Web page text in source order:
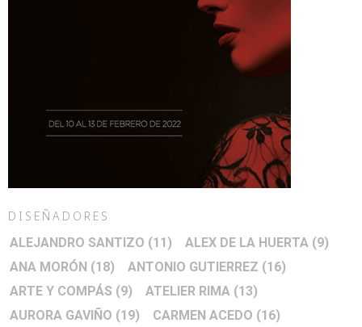
DISEÑADORES
ALEJANDRO SANTIZO (11) ALEX DE LA HUERTA (9)
ANA MORÓN (18) ANTONIO GUTIERREZ (16)
ARTE Y COMPÁS (9) ATELIER RIMA (13)
AURORA GAVIÑO (19) CARMEN ACEDO (16)